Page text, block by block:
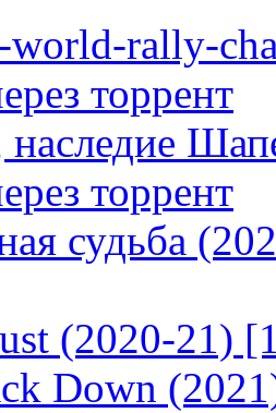
rally-
торрент
наследие
торрент
судьба
(2020-21)
Down